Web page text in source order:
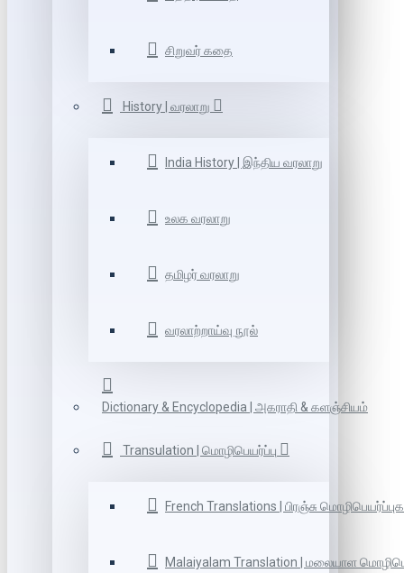
சிறுவர் கதை
History | வரலாறு
India History | இந்திய வரலாறு
உலக வரலாறு
தமிழர் வரலாறு
வரலாற்றாய்வு நூல்
Dictionary & Encyclopedia | அகராதி & களஞ்சியம்
Transulation | மொழிபெயர்ப்பு
French Translations | பிரஞ்சு
Malaiyalam Translation | மலையாள